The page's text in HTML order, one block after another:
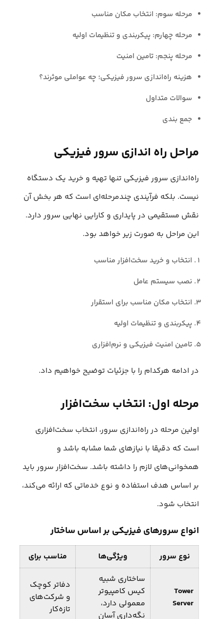
مرحله سوم: انتخاب مکان مناسب
مرحله چهارم: پیکربندی و تنظیمات اولیه
مرحله پنجم: تامین امنیت
هزینه راه‌اندازی سرور فیزیکی؛ چه عواملی موثرند؟
سوالات متداول
جمع بندی
مراحل راه‌ اندازی سرور فیزیکی
راه‌اندازی سرور فیزیکی تنها تهیه و خرید یک دستگاه
نیست. بلکه فرآیندی چندمرحله‌ای است که هر بخش آن
نقش مستقیمی در پایداری و کارایی نهایی سرور دارد.
این مراحل به صورت زیر خواهد بود.
انتخاب و خرید سخت‌افزار مناسب
نصب سیستم‌ عامل
انتخاب مکان مناسب برای استقرار
پیکربندی و تنظیمات اولیه
تامین امنیت فیزیکی و نرم‌افزاری
در ادامه هرکدام را با جزئیات توضیح خواهیم داد.
مرحله اول: انتخاب سخت‌افزار
اولین مرحله در راه‌اندازی سرور، انتخاب سخت‌افزاری
است که دقیقا با نیازهای شما مشابه باشد و
همخوانی‌های لازم را داشته باشد. سخت‌افزار سرور باید
بر اساس هدف استفاده و نوع خدماتی که ارائه می‌کند،
انتخاب شود.
انواع سرورهای فیزیکی بر اساس ساختار
نوع سرور ویژگی‌ها مناسب برای
Tower
Server
ساختاری شبیه
کیس کامپیوتر
معمولی دارد،
نگه‌داری آسان
دفاتر کوچک
و شرکت‌های
تازه‌کار